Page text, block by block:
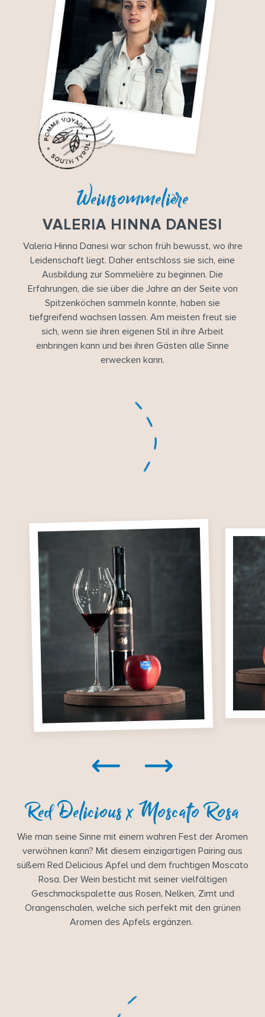
Weinsommelière
VALERIA HINNA DANESI
Valeria Hinna Danesi war schon früh bewusst, wo ihre
Leidenschaft liegt. Daher entschloss sie sich, eine
Ausbildung zur Sommelière zu beginnen. Die
Erfahrungen, die sie über die Jahre an der Seite von
Spitzenköchen sammeln konnte, haben sie
tiefgreifend wachsen lassen. Am meisten freut sie
sich, wenn sie ihren eigenen Stil in ihre Arbeit
einbringen kann und bei ihren Gästen alle Sinne
erwecken kann.
Red Delicious x Moscato Rosa
Wie man seine Sinne mit einem wahren Fest der Aromen
verwöhnen kann? Mit diesem einzigartigen Pairing aus
süßem Red Delicious Apfel und dem fruchtigen Moscato
Rosa. Der Wein besticht mit seiner vielfältigen
Geschmackspalette aus Rosen, Nelken, Zimt und
Orangenschalen, welche sich perfekt mit den grünen
Aromen des Apfels ergänzen.